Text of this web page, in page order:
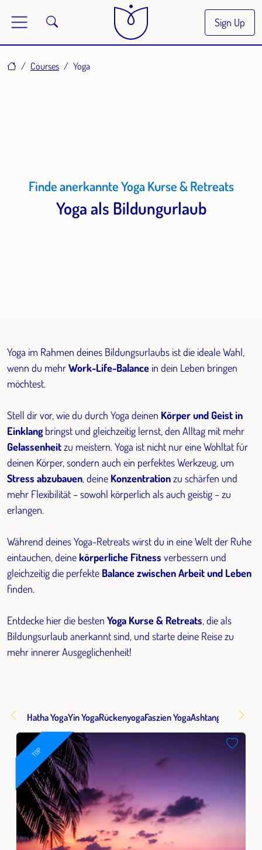
Sign Up
HomeCourses Yoga
Finde anerkannte Yoga Kurse & Retreats
Yoga als Bildungurlaub
Yoga im Rahmen deines Bildungsurlaubs ist die ideale Wahl,
wenn du mehrWork-Life-Balance in dein Leben bringen
möchtest.
Stell dir vor, wie du durch Yoga deinen Körper und Geist in
Einklangbringst und gleichzeitig lernst, den Alltag mit mehr
Gelassenheitzu meistern. Yoga ist nicht nur eine Wohltat für
deinen Körper, sondern auch ein perfektes Werkzeug, um
Stress abzubauen, deine Konzentrationzu schärfen und
mehr Flexibilität – sowohl körperlich als auch geistig – zu
erlangen.
Während deines Yoga-Retreats wirst du in eine Welt der Ruhe
eintauchen, deine körperliche Fitness verbessern und
gleichzeitig die perfekte Balance zwischen Arbeit und Leben
finden.
Entdecke hier die besten Yoga Kurse & Retreats, die als
Bildungsurlaub anerkannt sind, und starte deine Reise zu
mehr innerer Ausgeglichenheit!
Hatha YogaYin YogaRückenyogaFaszien YogaAshtanga Aerial
TOP